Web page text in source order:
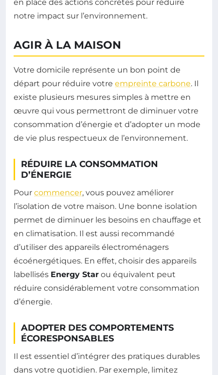
en place des actions concrètes pour réduire
notre impact sur l’environnement.
AGIR À LA MAISON
Votre domicile représente un bon point de
départ pour réduire votre empreinte carbone. Il
existe plusieurs mesures simples à mettre en
œuvre qui vous permettront de diminuer votre
consommation d’énergie et d’adopter un mode
de vie plus respectueux de l’environnement.
RÉDUIRE LA CONSOMMATION
D’ÉNERGIE
Pour commencer, vous pouvez améliorer
l’isolation de votre maison. Une bonne isolation
permet de diminuer les besoins en chauffage et
en climatisation. Il est aussi recommandé
d’utiliser des appareils électroménagers
écoénergétiques. En effet, choisir des appareils
labellisés Energy Star ou équivalent peut
réduire considérablement votre consommation
d’énergie.
ADOPTER DES COMPORTEMENTS
ÉCORESPONSABLES
Il est essentiel d’intégrer des pratiques durables
dans votre quotidien. Par exemple, limitez